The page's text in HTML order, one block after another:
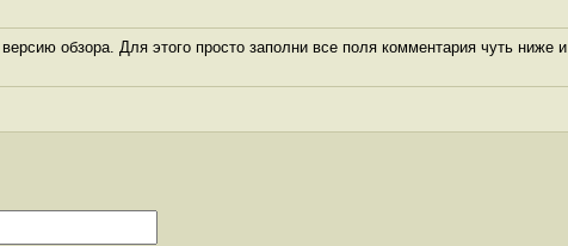
обзора. Для этого просто заполни все поля комментария чуть ниже и